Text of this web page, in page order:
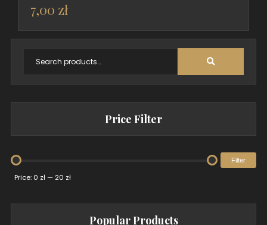
7,00 zł
Price Filter
Filter
Price: 0 zł— 20 zł
Popular Products